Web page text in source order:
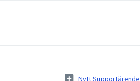
Nytt Supportärende